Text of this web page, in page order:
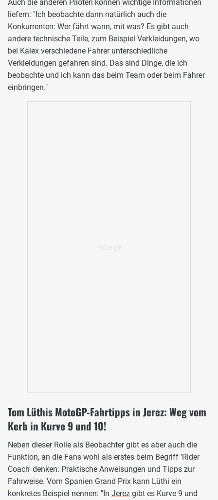
Auch die anderen Piloten können wichtige Informationen
liefern: "Ich beobachte dann natürlich auch die
Konkurrenten: Wer fährt wann, mit was? Es gibt auch
andere technische Teile, zum Beispiel Verkleidungen, wo
bei Kalex verschiedene Fahrer unterschiedliche
Verkleidungen gefahren sind. Das sind Dinge, die ich
beobachte und ich kann das beim Team oder beim Fahrer
einbringen."
Tom Lüthis MotoGP-Fahrtipps in Jerez: Weg vom
Kerb in Kurve 9 und 10!
Neben dieser Rolle als Beobachter gibt es aber auch die
Funktion, an die Fans wohl als erstes beim Begriff 'Rider
Coach' denken: Praktische Anweisungen und Tipps zur
Fahrweise. Vom Spanien Grand Prix kann Lüthi ein
konkretes Beispiel nennen: "In Jerez gibt es Kurve 9 und